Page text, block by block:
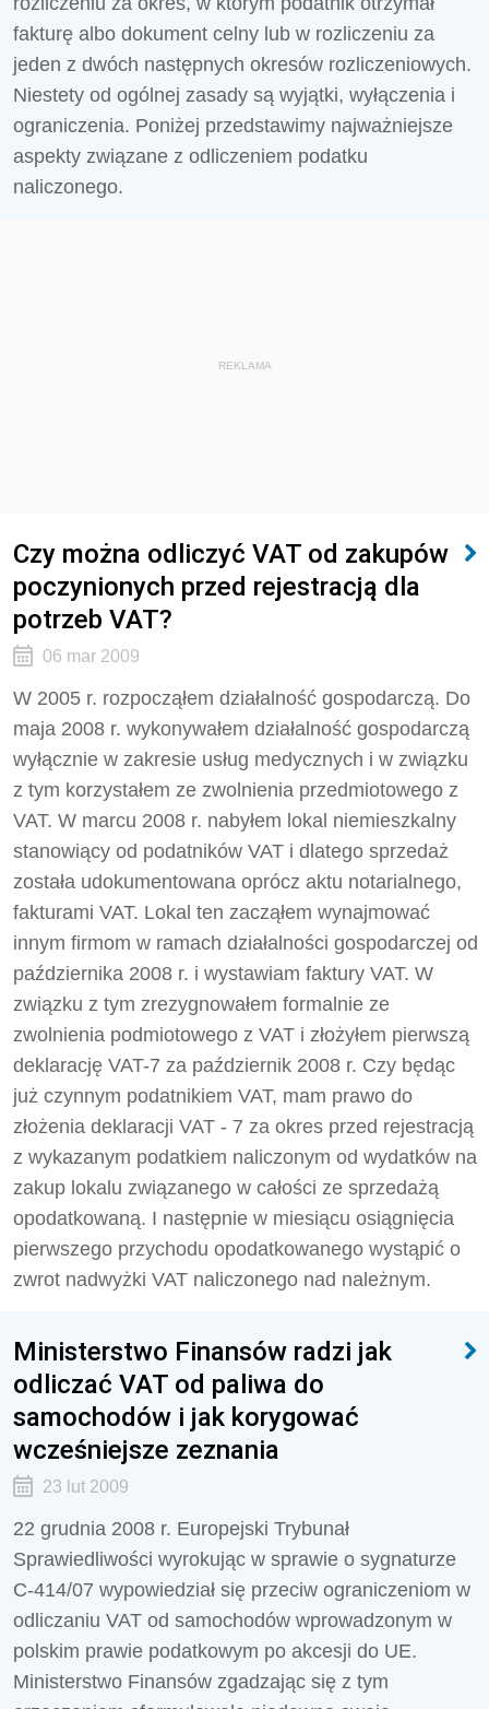
fakturę albo dokument celny lub w rozliczeniu za
jeden z dwóch następnych okresów rozliczeniowych.
Niestety od ogólnej zasady są wyjątki, wyłączenia i
ograniczenia. Poniżej przedstawimy najważniejsze
aspekty związane z odliczeniem podatku
naliczonego.
REKLAMA
Czy można odliczyć VAT od zakupów
poczynionych przed rejestracją dla
potrzeb VAT?
06 mar 2009
W 2005 r. rozpocząłem działalność gospodarczą. Do
maja 2008 r. wykonywałem działalność gospodarczą
wyłącznie w zakresie usług medycznych i w związku
z tym korzystałem ze zwolnienia przedmiotowego z
VAT. W marcu 2008 r. nabyłem lokal niemieszkalny
stanowiący od podatników VAT i dlatego sprzedaż
została udokumentowana oprócz aktu notarialnego,
fakturami VAT. Lokal ten zacząłem wynajmować
innym firmom w ramach działalności gospodarczej od
października 2008 r. i wystawiam faktury VAT. W
związku z tym zrezygnowałem formalnie ze
zwolnienia podmiotowego z VAT i złożyłem pierwszą
deklarację VAT-7 za październik 2008 r. Czy będąc
już czynnym podatnikiem VAT, mam prawo do
złożenia deklaracji VAT - 7 za okres przed rejestracją
z wykazanym podatkiem naliczonym od wydatków na
zakup lokalu związanego w całości ze sprzedażą
opodatkowaną. I następnie w miesiącu osiągnięcia
pierwszego przychodu opodatkowanego wystąpić o
zwrot nadwyżki VAT naliczonego nad należnym.
Ministerstwo Finansów radzi jak
odliczać VAT od paliwa do
samochodów i jak korygować
wcześniejsze zeznania
23 lut 2009
22 grudnia 2008 r. Europejski Trybunał
Sprawiedliwości wyrokując w sprawie o sygnaturze
C‑414/07 wypowiedział się przeciw ograniczeniom w
odliczaniu VAT od samochodów wprowadzonym w
polskim prawie podatkowym po akcesji do UE.
Ministerstwo Finansów zgadzając się z tym